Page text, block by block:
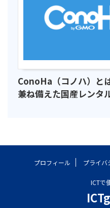
ConoHa（コノハ）と
兼ね備えた国産レンタ
プロフィール プライバ
ICTで